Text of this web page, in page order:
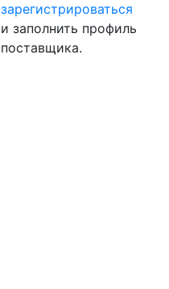
зарегистрироваться
и заполнить профиль
поставщика.